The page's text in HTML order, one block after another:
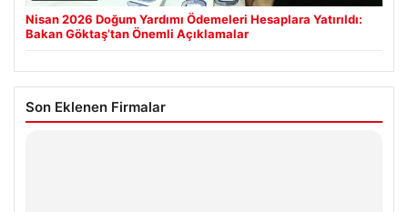
Nisan 2026 Doğum Yardımı Ödemeleri Hesaplara Yatırıldı:
Bakan Göktaş’tan Önemli Açıklamalar
Son Eklenen Firmalar